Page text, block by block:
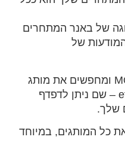
של באנר המתחרים
של
לחיפוש עוברים אל MOAT.COM ומחפשים את מותג
החברה שרוצים לראות, et voilà – שם ניתן לדפדף
שלך.
כל המותגים, במיוחד